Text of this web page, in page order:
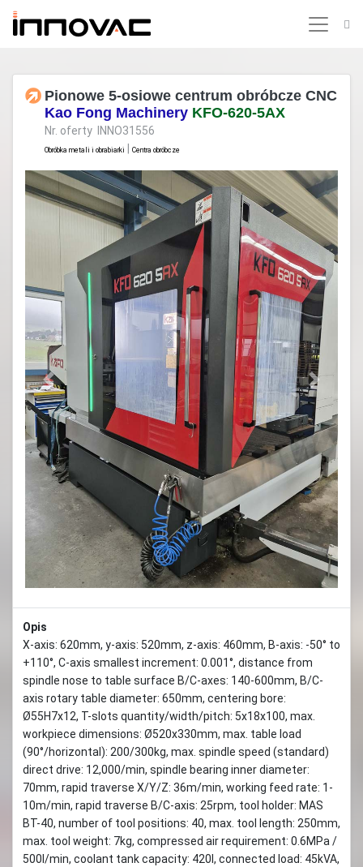
Pionowe 5-osiowe centrum obróbcze CNC
Kao Fong Machinery KFO-620-5AX
Nr. oferty INNO31556
Obróbka metali i obrabiarki Centra obróbcze
Previous Next
Opis
X-axis: 620mm, y-axis: 520mm, z-axis: 460mm, B-axis: -50° to
+110°, C-axis smallest increment: 0.001°, distance from
spindle nose to table surface B/C-axes: 140-600mm, B/C-
axis rotary table diameter: 650mm, centering bore:
Ø55H7x12, T-slots quantity/width/pitch: 5x18x100, max.
workpiece dimensions: Ø520x330mm, max. table load
(90°/horizontal): 200/300kg, max. spindle speed (standard)
direct drive: 12,000/min, spindle bearing inner diameter:
70mm, rapid traverse X/Y/Z: 36m/min, working feed rate: 1-
10m/min, rapid traverse B/C-axis: 25rpm, tool holder: MAS
BT-40, number of tool positions: 40, max. tool length: 250mm,
max. tool weight: 7kg, compressed air requirement: 0.6MPa /
500l/min, coolant tank capacity: 420l, connected load: 45kVA,